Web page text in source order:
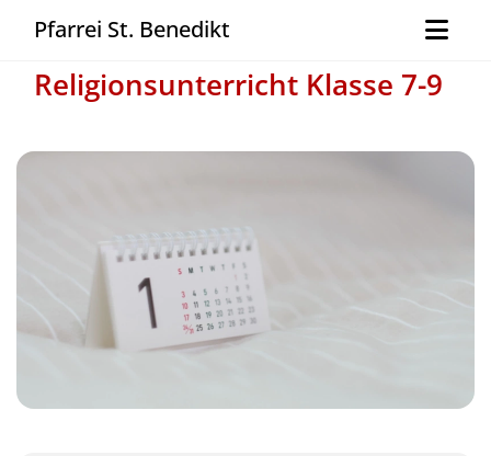
Pfarrei St. Benedikt
Religionsunterricht Klasse 7-9